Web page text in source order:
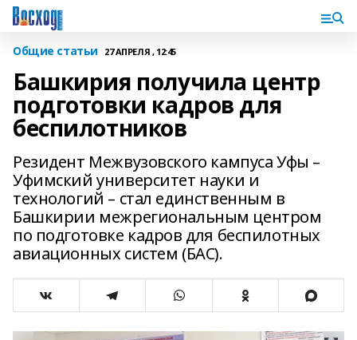
Общие статьи 27 АПРЕЛЯ , 12:45
Башкирия получила центр
подготовки кадров для
беспилотников
Резидент Межвузовского кампуса Уфы –
Уфимский университет науки и
технологий – стал единственным в
Башкирии межрегиональным центром
по подготовке кадров для беспилотных
авиационных систем (БАС).